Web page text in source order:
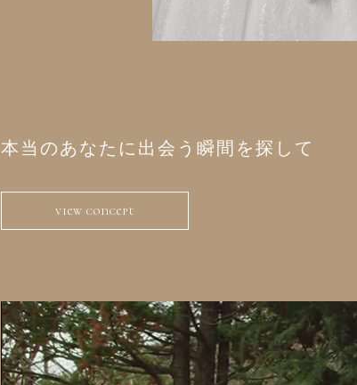
本当のあなたに出会う 瞬間を探して
view concept